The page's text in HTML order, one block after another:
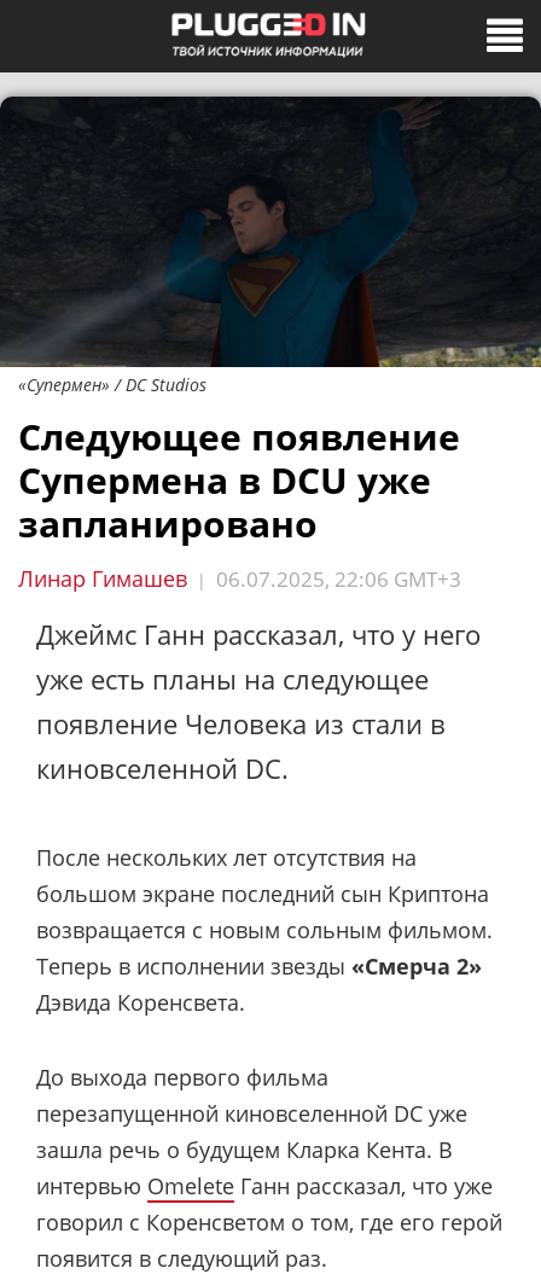
«Супермен» / DC Studios
Следующее появление
Супермена в DCU уже
запланировано
Линар Гимашев | 06.07.2025, 22:06 GMT+3
Джеймс Ганн рассказал, что у него
уже есть планы на следующее
появление Человека из стали в
киновселенной DC.
После нескольких лет отсутствия на
большом экране последний сын Криптона
возвращается с новым сольным фильмом.
Теперь в исполнении звезды «Смерча 2»
Дэвида Коренсвета.
До выхода первого фильма
перезапущенной киновселенной DC уже
зашла речь о будущем Кларка Кента. В
интервью Omelete Ганн рассказал, что уже
говорил с Коренсветом о том, где его герой
появится в следующий раз.